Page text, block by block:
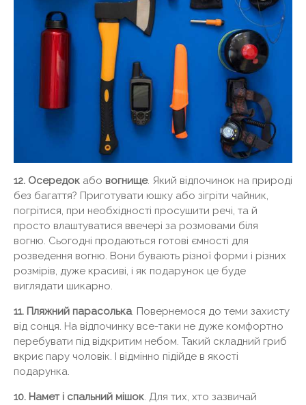
12. Осередок або вогнище. Який відпочинок на природі
без багаття? Приготувати юшку або зігріти чайник,
погрітися, при необхідності просушити речі, та й
просто влаштуватися ввечері за розмовами біля
вогню. Сьогодні продаються готові ємності для
розведення вогню. Вони бувають різної форми і різних
розмірів, дуже красиві, і як подарунок це буде
виглядати шикарно.
11. Пляжний парасолька. Повернемося до теми захисту
від сонця. На відпочинку все-таки не дуже комфортно
перебувати під відкритим небом. Такий складний гриб
вкриє пару чоловік. І відмінно підійде в якості
подарунка.
10. Намет і спальний мішок. Для тих, хто зазвичай